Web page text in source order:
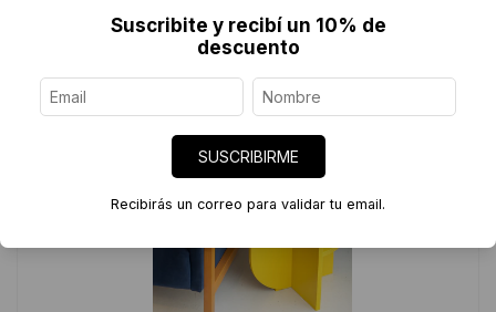
20%
Suscribite y recibí un 10% de
descuento
SUSCRIBIRME
Recibirás un correo para validar tu email.